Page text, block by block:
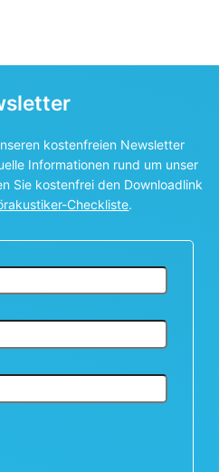
kostenfreien Newsletter
Informationen rund um unser
Sie kostenfrei den Downloadlink
Checkliste.